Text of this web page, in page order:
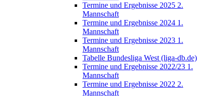
Termine und Ergebnisse 2025 2.
Mannschaft
Termine und Ergebnisse 2024 1.
Mannschaft
Termine und Ergebnisse 2023 1.
Mannschaft
Tabelle Bundesliga West (liga-db.de)
Termine und Ergebnisse 2022/23 1.
Mannschaft
Termine und Ergebnisse 2022 2.
Mannschaft